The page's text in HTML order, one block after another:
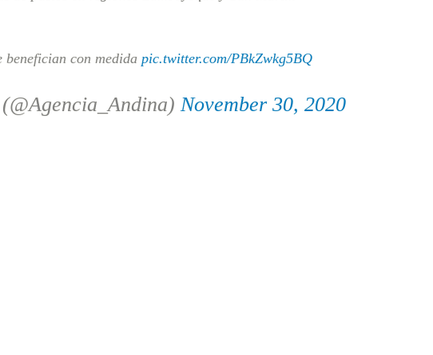
benefician con medida pic.twitter.com/PBkZwkg5BQ
November 30, 2020